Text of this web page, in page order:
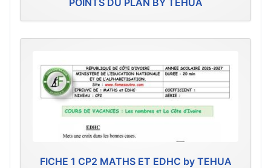
POINTS DU PLAN BY TEHUA
FICHE 1 CP2 MATHS ET EDHC by TEHUA